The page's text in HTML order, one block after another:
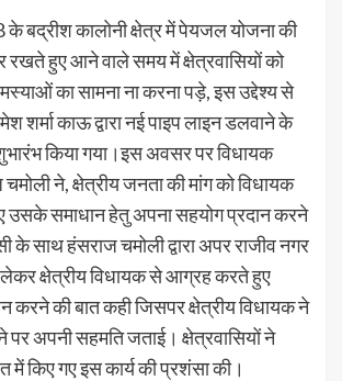
के बद्रीश कालोनी क्षेत्र में पेयजल योजना की
रखते हुए आने वाले समय में क्षेत्रवासियों को
का सामना ना करना पड़े, इस उद्देश्य से
शर्मा काऊ द्वारा नई पाइप लाइन डलवाने के
किया गया।इस अवसर पर विधायक
ने, क्षेत्रीय जनता की मांग को विधायक
समाधान हेतु अपना सहयोग प्रदान करने
के साथ हंसराज चमोली द्वारा अपर राजीव नगर
लेकर क्षेत्रीय विधायक से आग्रह करते हुए
की बात कही जिसपर क्षेत्रीय विधायक ने
अपनी सहमति जताई। क्षेत्रवासियों ने
में किए गए इस कार्य की प्रशंसा की।